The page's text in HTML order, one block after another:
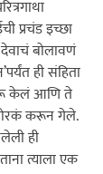
प्रचंड इच्छा
देवाचं बोलावणं
केलं आणि ते
करून गेले.
ही
त्याला एक